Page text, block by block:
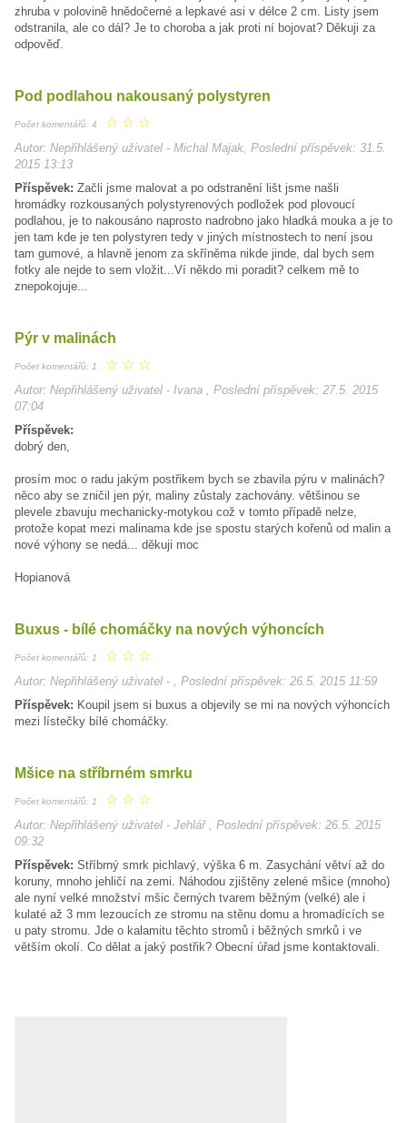
zhruba v polovině hnědočerné a lepkavé asi v délce 2 cm. Listy jsem
odstranila, ale co dál? Je to choroba a jak proti ní bojovat? Děkuji za
odpověď.
Pod podlahou nakousaný polystyren
Počet komentářů: 4 ☆ ☆ ☆
Autor: Nepřihlášený uživatel - Michal Majak, Poslední příspěvek: 31.5.
2015 13:13
Příspěvek: Začli jsme malovat a po odstranění lišt jsme našli
hromádky rozkousaných polystyrenových podložek pod plovoucí
podlahou, je to nakousáno naprosto nadrobno jako hladká mouka a je to
jen tam kde je ten polystyren tedy v jiných místnostech to není jsou
tam gumové, a hlavně jenom za skříněma nikde jinde, dal bych sem
fotky ale nejde to sem vložit...Ví někdo mi poradit? celkem mě to
znepokojuje...
Pýr v malinách
Počet komentářů: 1 ☆ ☆ ☆
Autor: Nepřihlášený uživatel - Ivana , Poslední příspěvek: 27.5. 2015
07:04
Příspěvek:
dobrý den,
prosím moc o radu jakým postřikem bych se zbavila pýru v malinách?
něco aby se zničil jen pýr, maliny zůstaly zachovány. většinou se
plevele zbavuju mechanicky-motykou což v tomto případě nelze,
protože kopat mezi malinama kde jse spostu starých kořenů od malin a
nové výhony se nedá... děkuji moc
Hopianová
Buxus - bílé chomáčky na nových výhoncích
Počet komentářů: 1 ☆ ☆ ☆
Autor: Nepřihlášený uživatel - , Poslední příspěvek: 26.5. 2015 11:59
Příspěvek: Koupil jsem si buxus a objevily se mi na nových výhoncích
mezi lístečky bílé chomáčky.
Mšice na stříbrném smrku
Počet komentářů: 1 ☆ ☆ ☆
Autor: Nepřihlášený uživatel - Jehlář , Poslední příspěvek: 26.5. 2015
09:32
Příspěvek: Stříbrný smrk pichlavý, výška 6 m. Zasychání větví až do
koruny, mnoho jehličí na zemi. Náhodou zjištěny zelené mšice (mnoho)
ale nyní velké množství mšic černých tvarem běžným (velké) ale i
kulaté až 3 mm lezoucích ze stromu na stěnu domu a hromadících se
u paty stromu. Jde o kalamitu těchto stromů i běžných smrků i ve
větším okolí. Co dělat a jaký postřik? Obecní úřad jsme kontaktovali.